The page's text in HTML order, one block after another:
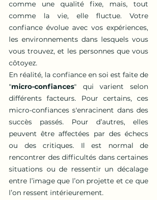
comme une qualité fixe, mais, tout
comme la vie, elle fluctue. Votre
confiance évolue avec vos expériences,
les environnements dans lesquels vous
vous trouvez, et les personnes que vous
côtoyez.
En réalité, la confiance en soi est faite de
"micro-confiances" qui varient selon
différents facteurs. Pour certains, ces
micro-confiances s'enracinent dans des
succès passés. Pour d’autres, elles
peuvent être affectées par des échecs
ou des critiques. Il est normal de
rencontrer des difficultés dans certaines
situations ou de ressentir un décalage
entre l’image que l’on projette et ce que
l’on ressent intérieurement.